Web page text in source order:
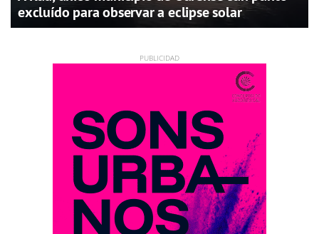
excluído para observar a eclipse solar